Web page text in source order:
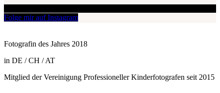
Folge mir auf Instagram
Fotografin des Jahres 2018
in DE / CH / AT
Mitglied der Vereinigung Professioneller Kinderfotografen seit 2015